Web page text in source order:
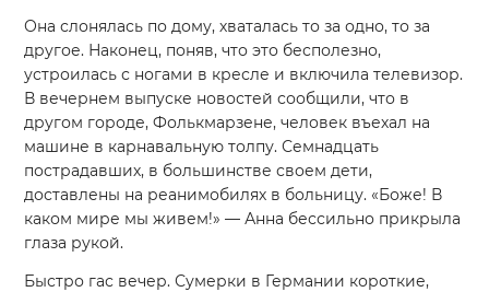
Она слонялась по дому, хваталась то за одно, то за
другое. Наконец, поняв, что это бесполезно,
устроилась с ногами в кресле и включила телевизор.
В вечернем выпуске новостей сообщили, что в
другом городе, Фолькмарзене, человек въехал на
машине в карнавальную толпу. Семнадцать
пострадавших, в большинстве своем дети,
доставлены на реанимобилях в больницу. «Боже! В
каком мире мы живем!» — Анна бессильно прикрыла
глаза рукой.
Быстро гас вечер. Сумерки в Германии короткие,